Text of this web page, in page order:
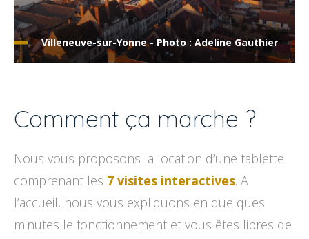
Villeneuve-sur-Yonne - Photo : Adeline Gauthier
Comment ça marche ?
Nous vous proposons la location d’une tablette
comprenant les 7 visites interactives. A
l’accueil, nous vous expliquons en quelques
minutes le fonctionnement et vous êtes libres de